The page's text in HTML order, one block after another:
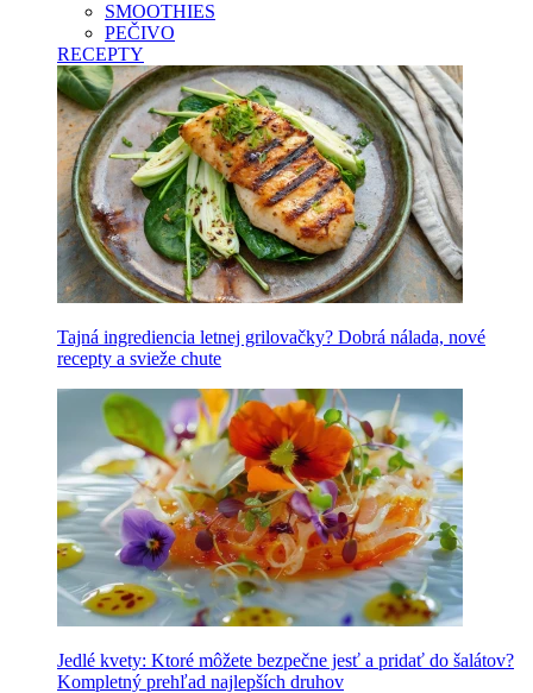
SMOOTHIES
PEČIVO
RECEPTY
Tajná ingrediencia letnej grilovačky? Dobrá nálada, nové
recepty a svieže chute
Jedlé kvety: Ktoré môžete bezpečne jesť a pridať do šalátov?
Kompletný prehľad najlepších druhov